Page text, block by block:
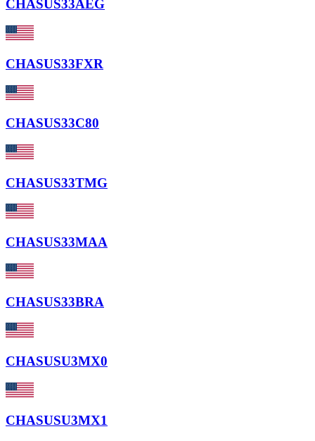
CHASUS33AEG
CHASUS33FXR
CHASUS33C80
CHASUS33TMG
CHASUS33MAA
CHASUS33BRA
CHASUSU3MX0
CHASUSU3MX1